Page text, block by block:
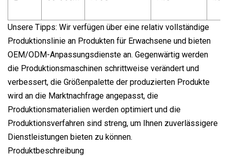
Unsere Tipps: Wir verfügen über eine relativ vollständige
Produktionslinie an Produkten für Erwachsene und bieten
OEM/ODM-Anpassungsdienste an. Gegenwärtig werden
die Produktionsmaschinen schrittweise verändert und
verbessert, die Größenpalette der produzierten Produkte
wird an die Marktnachfrage angepasst, die
Produktionsmaterialien werden optimiert und die
Produktionsverfahren sind streng, um Ihnen zuverlässigere
Dienstleistungen bieten zu können.
Produktbeschreibung